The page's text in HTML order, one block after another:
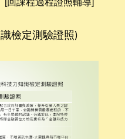
檢定測驗證照)